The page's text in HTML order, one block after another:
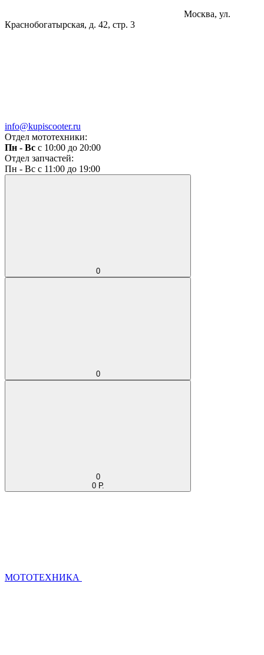
Москва, ул.
Краснобогатырская, д. 42, стр. 3
info@kupiscooter.ru
Отдел мототехники:
Пн - Вс с 10:00 до 20:00
Отдел запчастей:
Пн - Вс с 11:00 до 19:00
0
0
0
0 Р.
МОТОТЕХНИКА